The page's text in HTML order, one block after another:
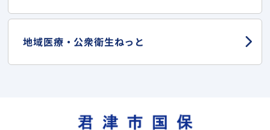
地域医療・ 公衆衛生ねっと